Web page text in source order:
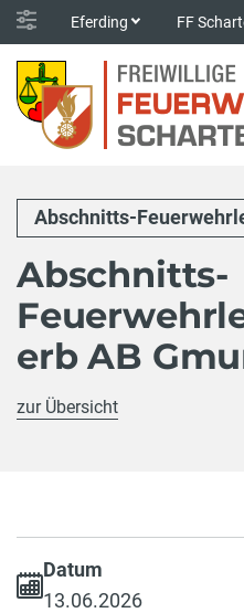
Eferding FF
Abschnitts-
Abschnitts-
erb AB
zur Übersicht
Datum
13.06.2026